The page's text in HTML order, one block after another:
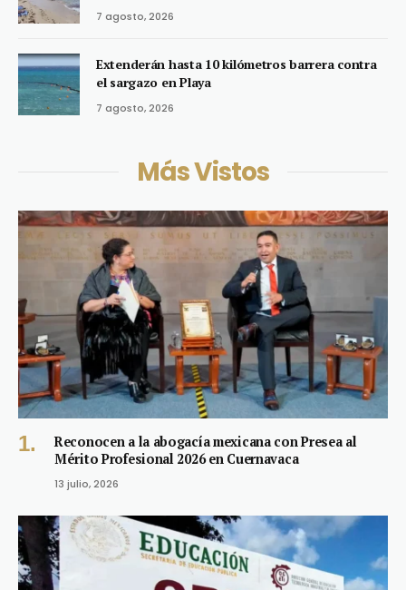
7 agosto, 2026
Extenderán hasta 10 kilómetros barrera contra
el sargazo en Playa
7 agosto, 2026
Más Vistos
Reconocen a la abogacía mexicana con Presea al
Mérito Profesional 2026 en Cuernavaca
13 julio, 2026